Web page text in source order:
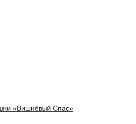
«Вишнёвый Спас»